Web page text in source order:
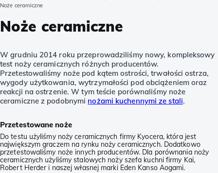
Noże ceramiczne
Noże ceramiczne
W grudniu 2014 roku przeprowadziliśmy nowy, kompleksowy
test noży ceramicznych różnych producentów.
Przetestowaliśmy noże pod kątem ostrości, trwałości ostrza,
wygody użytkowania, wytrzymałości pod obciążeniem oraz
reakcji na ostrzenie. W tym teście porównaliśmy noże
ceramiczne z podobnymi nożami kuchennymi ze stali.
Przetestowane noże
Do testu użyliśmy noży ceramicznych firmy Kyocera, która jest
największym graczem na rynku noży ceramicznych. Dodatkowo
przetestowaliśmy noże innych producentów. Dla porównania noży
ceramicznych użyliśmy stalowych noży szefa kuchni firmy Kai,
Robert Herder i naszej własnej marki Eden Kanso Aogami.